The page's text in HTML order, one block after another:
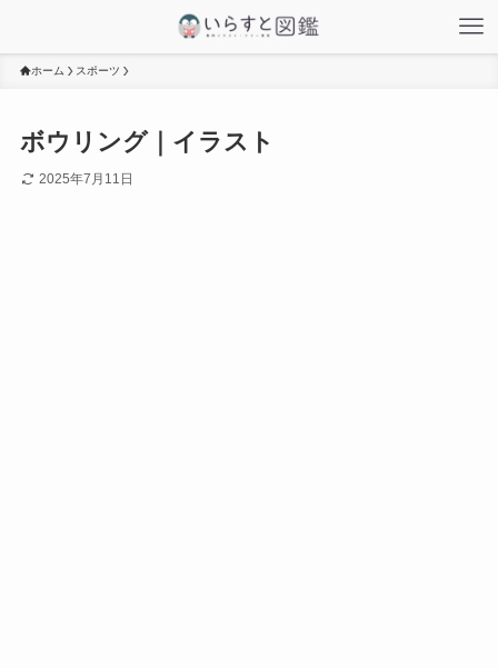
ホーム スポーツ
ボウリング｜イラスト
2025年7月11日